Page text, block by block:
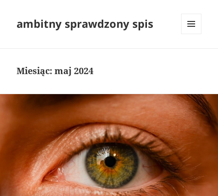
ambitny sprawdzony spis
Miesiąc:maj 2024